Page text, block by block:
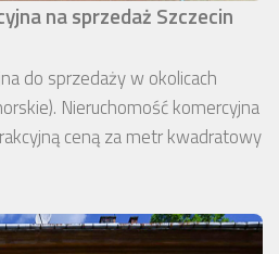
na sprzedaż Szczecin
do sprzedaży w okolicach
Nieruchomość komercyjna
ceną za metr kwadratowy